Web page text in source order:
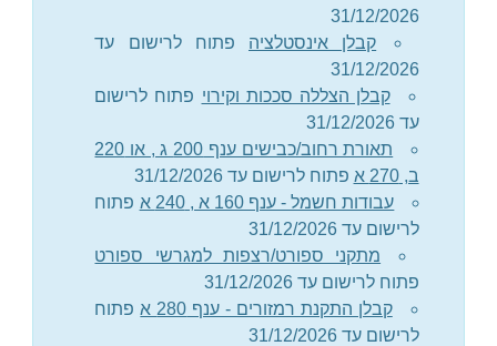
31/12/2026
קבלן אינסטלציה פתוח לרישום עד
31/12/2026
קבלן הצללה סככות וקירוי פתוח לרישום
עד 31/12/2026
תאורת רחוב/כבישים ענף 200 ג , או 220
ב, 270 א
פתוח לרישום עד 31/12/2026
עבודות חשמל - ענף 160 א , 240 א
פתוח
לרישום עד 31/12/2026
מתקני ספורט/רצפות למגרשי ספורט
פתוח לרישום עד 31/12/2026
קבלן התקנת רמזורים - ענף 280 א
פתוח
לרישום עד 31/12/2026